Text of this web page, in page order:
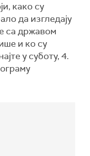
како су
да изгледају
са државом
и ко су
у суботу, 4.